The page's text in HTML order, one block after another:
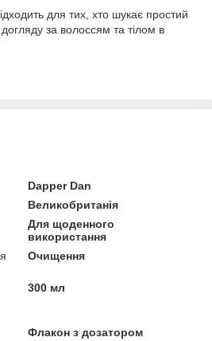
для тих, хто шукає простий
за волоссям та тілом в
Dapper Dan
Великобританія
Для щоденного
використання
Очищення
300 мл
Флакон з дозатором